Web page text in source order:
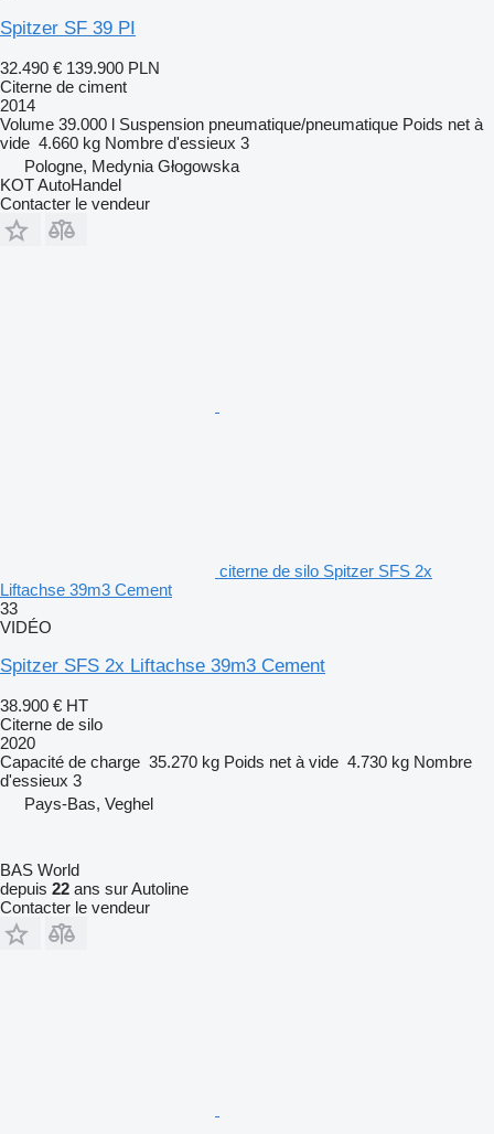
Spitzer SF 39 PI
32.490 € 139.900 PLN
Citerne de ciment
2014
Volume 39.000 l Suspension pneumatique/pneumatique Poids net à
vide 4.660 kg Nombre d'essieux 3
Pologne, Medynia Głogowska
KOT AutoHandel
Contacter le vendeur
citerne de silo Spitzer SFS 2x
Liftachse 39m3 Cement
33
VIDÉO
Spitzer SFS 2x Liftachse 39m3 Cement
38.900 € HT
Citerne de silo
2020
Capacité de charge 35.270 kg Poids net à vide 4.730 kg Nombre
d'essieux 3
Pays-Bas, Veghel
BAS World
depuis 22 ans sur Autoline
Contacter le vendeur